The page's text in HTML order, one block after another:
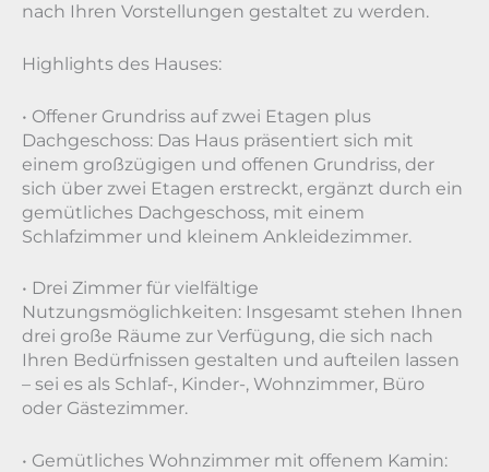
nach Ihren Vorstellungen gestaltet zu werden.
Highlights des Hauses:
• Offener Grundriss auf zwei Etagen plus
Dachgeschoss: Das Haus präsentiert sich mit
einem großzügigen und offenen Grundriss, der
sich über zwei Etagen erstreckt, ergänzt durch ein
gemütliches Dachgeschoss, mit einem
Schlafzimmer und kleinem Ankleidezimmer.
• Drei Zimmer für vielfältige
Nutzungsmöglichkeiten: Insgesamt stehen Ihnen
drei große Räume zur Verfügung, die sich nach
Ihren Bedürfnissen gestalten und aufteilen lassen
– sei es als Schlaf-, Kinder-, Wohnzimmer, Büro
oder Gästezimmer.
• Gemütliches Wohnzimmer mit offenem Kamin: